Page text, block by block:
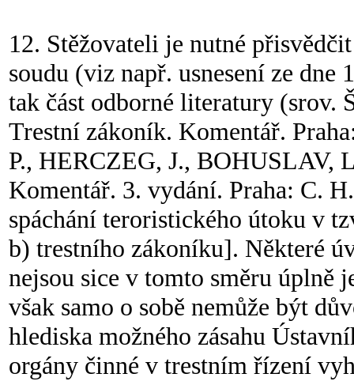
12. Stěžovateli je nutné
soudu (viz např. usnesení ze
tak část odborné literatury (srov.
Trestní zákoník. Komentář.
P., HERCZEG, J., BOHUSLAV,
Komentář. 3. vydání. Praha: C.
spáchání teroristického útoku v
b) trestního zákoníku]. Některé
nejsou sice v tomto směru úplně
však samo o sobě nemůže být
hlediska možného zásahu
orgány činné v trestním řízení